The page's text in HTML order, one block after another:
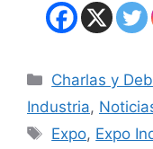
Charlas y
Industria,
Expo, Expo